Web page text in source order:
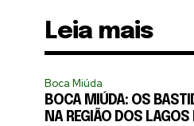
Leia mais
Boca Miúda
BOCA MIÚDA: OS
NA REGIÃO DOS